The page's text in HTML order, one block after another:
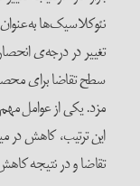
نئوکلاسیک‌ها
تغییر در درجه‌ی
سطح تقاضا برای
مزد. یکی از عوامل
این ترتیب، کاهش در
تقاضا و در نتیجه